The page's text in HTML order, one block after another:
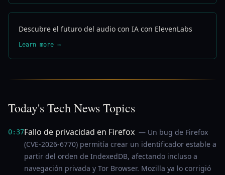
Descubre el futuro del audio con IA con ElevenLabs
Learn more →
Today's Tech News Topics
0:37Fallo de privacidad en Firefox — Un bug de Firefox
(CVE-2026-6770) permitía crear un identificador estable a
partir del orden de IndexedDB, afectando incluso a
navegación privada y Tor Browser. Mozilla ya lo corrigió